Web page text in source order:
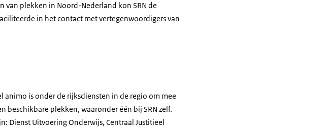
van plekken in Noord-Nederland kon SRN de
in het contact met vertegenwoordigers van
animo is onder de rijksdiensten in de regio om mee
plekken, waaronder één bij SRN zelf.
Dienst Uitvoering Onderwijs, Centraal Justitieel